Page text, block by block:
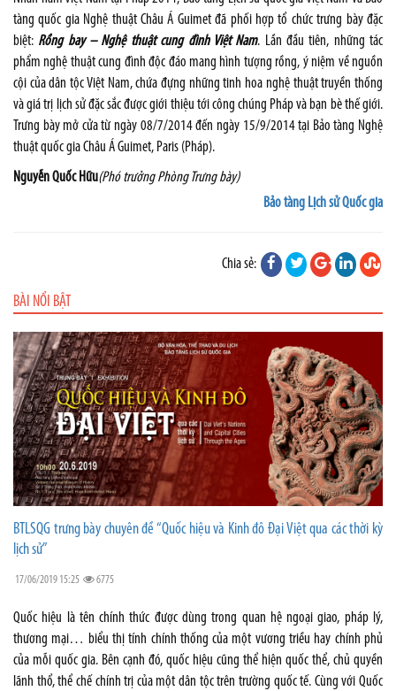
tàng quốc gia Nghệ thuật Châu Á Guimet đã phối hợp tổ chức trưng bày đặc
biệt: Rồng bay – Nghệ thuật cung đình Việt Nam. Lần đầu tiên, những tác
phẩm nghệ thuật cung đình độc đáo mang hình tượng rồng, ý niệm về nguồn
cội của dân tộc Việt Nam, chứa đựng những tinh hoa nghệ thuật truyền thống
và giá trị lịch sử đặc sắc được giới thiệu tới công chúng Pháp và bạn bè thế giới.
Trưng bày mở cửa từ ngày 08/7/2014 đến ngày 15/9/2014 tại Bảo tàng Nghệ
thuật quốc gia Châu Á Guimet, Paris (Pháp).
Nguyễn Quốc Hữu(Phó trưởng Phòng Trưng bày)
Bảo tàng Lịch sử Quốc gia
Chia sẻ:
BÀI NỔI BẬT
BTLSQG trưng bày chuyên đề “Quốc hiệu và Kinh đô Đại Việt qua các thời kỳ
lịch sử”
17/06/2019 15:25 6775
Quốc hiệu là tên chính thức được dùng trong quan hệ ngoại giao, pháp lý,
thương mại… biểu thị tính chính thống của một vương triều hay chính phủ
của mỗi quốc gia. Bên cạnh đó, quốc hiệu cũng thể hiện quốc thể, chủ quyền
lãnh thổ, thể chế chính trị của một dân tộc trên trường quốc tế. Cùng với Quốc